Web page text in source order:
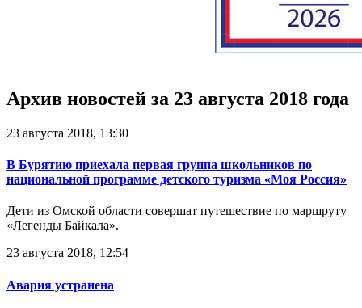
Архив новостей за 23 августа 2018 года
23 августа 2018, 13:30
В Бурятию приехала первая группа школьников по
национальной программе детского туризма «Моя Россия»
Дети из Омской области совершат путешествие по маршруту
«Легенды Байкала».
23 августа 2018, 12:54
Авария устранена